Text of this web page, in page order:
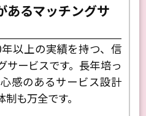
あるマッチングサ
以上の実績を持つ、信
サービスです。長年培っ
感のあるサービス設計
も万全です。